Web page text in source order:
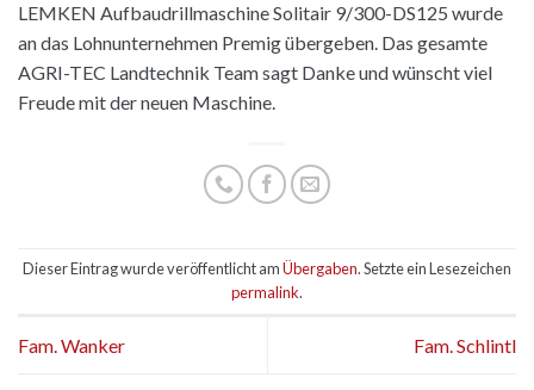
LEMKEN Aufbaudrillmaschine Solitair 9/300-DS125 wurde
an das Lohnunternehmen Premig übergeben. Das gesamte
AGRI-TEC Landtechnik Team sagt Danke und wünscht viel
Freude mit der neuen Maschine.
Dieser Eintrag wurde veröffentlicht amÜbergaben. Setzte ein Lesezeichen
permalink.
Fam. Wanker Fam. Schlintl